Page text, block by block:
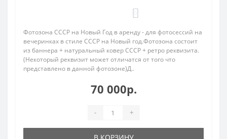
Фотозона СССР на Новый Год в аренду - для фотосессий на
вечеринках в стиле СССР на Новый год.Фотозона состоит
из баннера + натуральный ковер СССР + ретро реквизита.
(Некоторый реквизит может отличатся от того что
представлено в данной фотозоне)Д..
70 000р.
- +